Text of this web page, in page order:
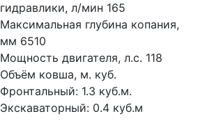
гидравлики, л/мин 165
Максимальная глубина копания,
мм 6510
Мощность двигателя, л.с. 118
Объём ковша, м. куб.
Фронтальный: 1.3 куб.м.
Экскаваторный: 0.4 куб.м